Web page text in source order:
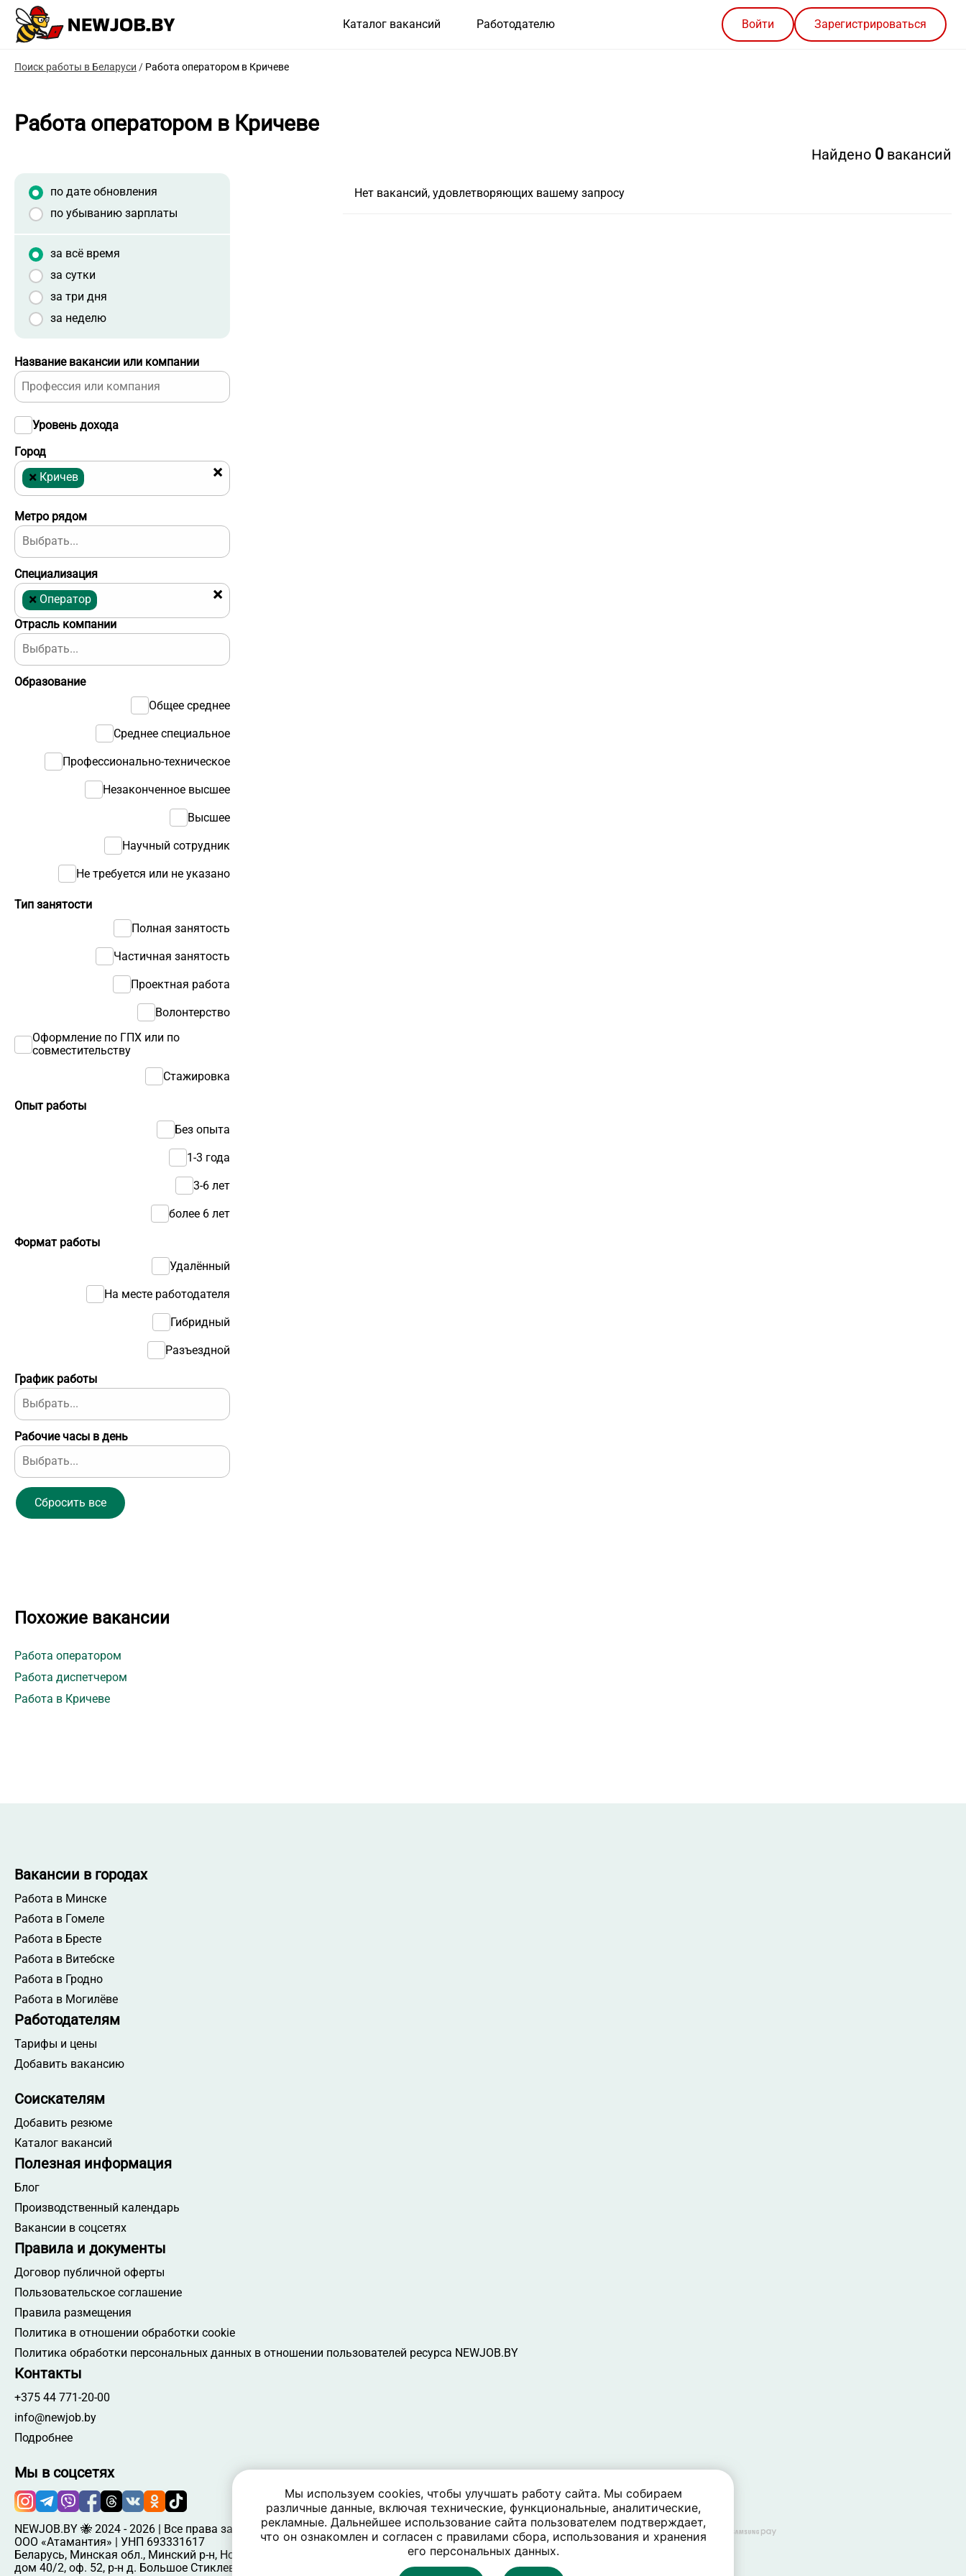
Каталог вакансий Работодателю Войти Зарегистрироваться
Поиск работы в Беларуси / Работа оператором в Кричеве
Работа оператором в Кричеве
Отрасль компании
Название вакансии или компании
Тип занятости
Полная занятость
Частичная занятость
Проектная работа
Волонтерство
Оформление по ГПХ или по
совместительству
Стажировка
Город
×
× Кричев
Уровень дохода
Образование
Общее среднее
Среднее специальное
Профессионально-техническое
Незаконченное высшее
Высшее
Научный сотрудник
Не требуется или не указано
Опыт работы
Без опыта
1-3 года
3-6 лет
более 6 лет
График работы
Рабочие часы в день
Формат работы
Удалённый
На месте работодателя
Гибридный
Разъездной
Сбросить все
Метро рядом
по дате обновления
по убыванию зарплаты
за всё время
за сутки
за три дня
за неделю
Специализация
×
× Оператор
Найдено 0 вакансий
Нет вакансий, удовлетворяющих вашему запросу
Похожие вакансии
Работа оператором
Работа диспетчером
Работа в Кричеве
Вакансии в городах
Работа в Минске
Работа в Гомеле
Работа в Бресте
Работа в Витебске
Работа в Гродно
Работа в Могилёве
Работодателям
Тарифы и цены
Добавить вакансию
Соискателям
Добавить резюме
Каталог вакансий
Полезная информация
Блог
Производственный календарь
Вакансии в соцсетях
Правила и документы
Договор публичной оферты
Пользовательское соглашение
Правила размещения
Политика в отношении обработки cookie
Политика обработки персональных данных в отношении пользователей ресурса NEWJOB.BY
Контакты
+375 44 771-20-00
info@newjob.by
Подробнее
Мы в соцсетях
NEWJOB.BY 🐝 2024 - 2026 | Все права защищены
ООО «Атамантия» | УНП 693331617
Беларусь, Минская обл., Минский р-н, Новодворский c/c,
дом 40/2, оф. 52, р-н д. Большое Стиклево, 223060
Мы используем cookies, чтобы улучшать работу сайта. Мы собираем
различные данные, включая технические, функциональные, аналитические,
рекламные. Дальнейшее использование сайта пользователем подтверждает,
что он ознакомлен и согласен с правилами сбора, использования и хранения
его персональных данных.